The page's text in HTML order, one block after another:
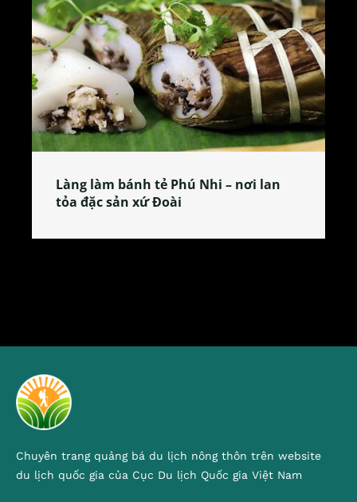
Làng làm bánh tẻ Phú Nhi – nơi lan
tỏa đặc sản xứ Đoài
Chuyên trang quảng bá du lịch nông thôn trên website
du lịch quốc gia của Cục Du lịch Quốc gia Việt Nam